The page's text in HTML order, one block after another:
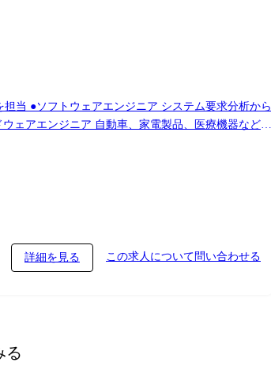
当 ●ソフトウェアエンジニア システム要求分析から
ェアエンジニア 自動車、家電製品、医療機器などの
ム ・流通/サービス 販売管理システム、ECシステ
タル家電、車載組み込みシステム
詳細を見る この求人について問い合わせる
る